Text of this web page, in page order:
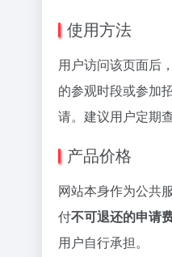
使用方法
用户访问该页面后
的参观时段或参加
请。建议用户定期
产品价格
网站本身作为公共
付不可退还的申请
用户自行承担。